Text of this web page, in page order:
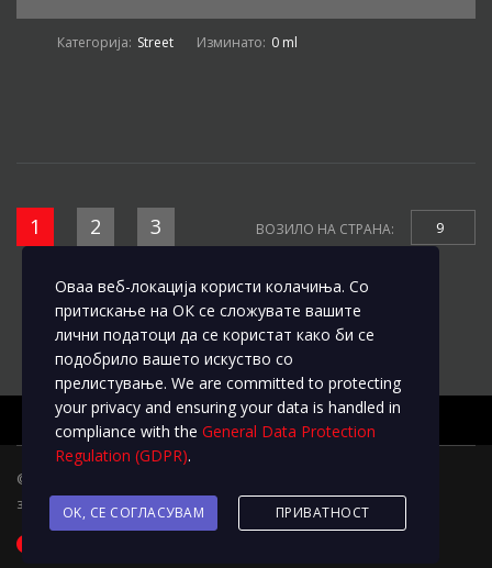
Категорија: Street Изминато: 0 ml
1 2 3 ВОЗИЛО НА СТРАНА: 9
© 2020
задржуваат сите права на измени
Оваа веб-локација користи колачиња. Со
притискање на ОК се сложувате вашите
лични податоци да се користат како би се
подобрило вашето искуство со
прелистување. We are committed to protecting
your privacy and ensuring your data is handled in
compliance with the General Data Protection
Regulation (GDPR).
OK, СЕ СОГЛАСУВАМ ПРИВАТНОСТ